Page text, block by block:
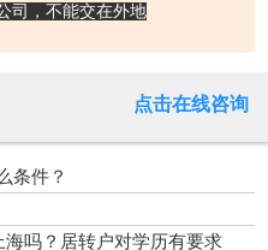
司，不能交在外地
点击在线咨询
条件？
吗？居转户对学历有要求